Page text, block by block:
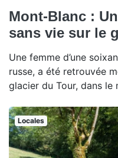
Mont-Blanc :
sans vie sur le
Une femme d’une
russe, a été retrouvée
glacier du Tour, dans le
Locales